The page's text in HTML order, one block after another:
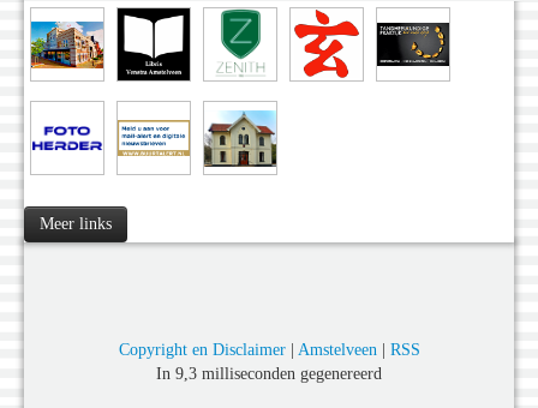
Meer links
Copyright en Disclaimer| Amstelveen | RSS
In 9,3 milliseconden gegenereerd